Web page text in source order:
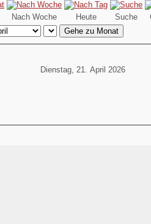
Nach Woche Heute Suche
Gehe zu Monat
Dienstag, 21. April 2026